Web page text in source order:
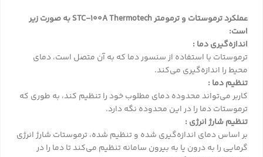
عملکرد ترموستات و ترمومتر STC-100A Thermotech به صورت زیر
است:
اندازه‌گیری دما :
ترموستات با استفاده از سنسور دما که به آن متصل است، دمای
محیط را اندازه‌گیری می‌کند.
تنظیم دما :
کاربر می‌تواند محدوده دمای مطلوب خود را تنظیم کند، به طوری که
ترموستات دما را در این محدوده نگه دارد.
تنظیم شارژ انرژی :
بر اساس دمای اندازه‌گیری شده و تنظیم شده، ترموستات شارژ انرژی
گرمایی را به درون یا به بیرون سامانه تنظیم می‌کند تا دما را در